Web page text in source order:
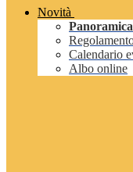
Novità
Panoramica
Calendario
Albo online